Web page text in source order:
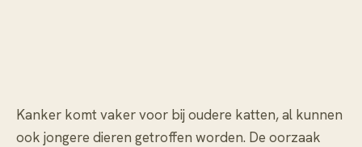
Kanker komt vaker voor bij oudere katten, al kunnen
ook jongere dieren getroffen worden. De oorzaak